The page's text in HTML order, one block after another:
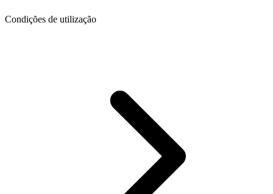
Condições de utilização